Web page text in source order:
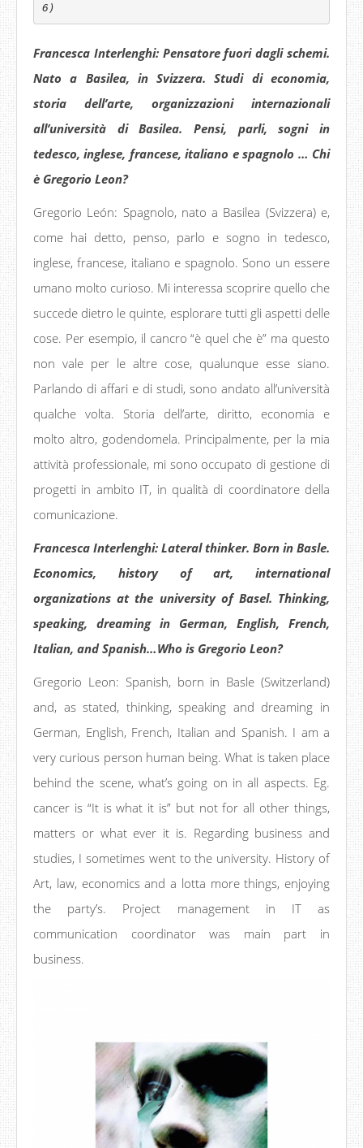
6)
Francesca Interlenghi: Pensatore fuori dagli schemi.
Nato a Basilea, in Svizzera. Studi di economia,
storia dell’arte, organizzazioni internazionali
all’università di Basilea. Pensi, parli, sogni in
tedesco, inglese, francese, italiano e spagnolo … Chi
è Gregorio Leon?
Gregorio León: Spagnolo, nato a Basilea (Svizzera) e,
come hai detto, penso, parlo e sogno in tedesco,
inglese, francese, italiano e spagnolo. Sono un essere
umano molto curioso. Mi interessa scoprire quello che
succede dietro le quinte, esplorare tutti gli aspetti delle
cose. Per esempio, il cancro “è quel che è” ma questo
non vale per le altre cose, qualunque esse siano.
Parlando di affari e di studi, sono andato all’università
qualche volta. Storia dell’arte, diritto, economia e
molto altro, godendomela. Principalmente, per la mia
attività professionale, mi sono occupato di gestione di
progetti in ambito IT, in qualità di coordinatore della
comunicazione.
Francesca Interlenghi: Lateral thinker. Born in Basle.
Economics, history of art, international
organizations at the university of Basel. Thinking,
speaking, dreaming in German, English, French,
Italian, and Spanish…Who is Gregorio Leon?
Gregorio Leon: Spanish, born in Basle (Switzerland)
and, as stated, thinking, speaking and dreaming in
German, English, French, Italian and Spanish. I am a
very curious person human being. What is taken place
behind the scene, what’s going on in all aspects. Eg.
cancer is “It is what it is” but not for all other things,
matters or what ever it is. Regarding business and
studies, I sometimes went to the university. History of
Art, law, economics and a lotta more things, enjoying
the party’s. Project management in IT as
communication coordinator was main part in
business.